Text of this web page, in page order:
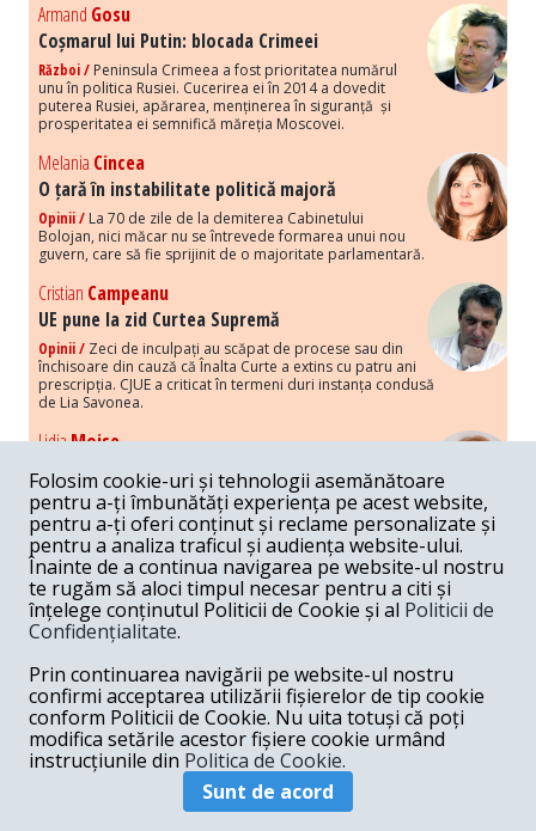
Armand Gosu
Coșmarul lui Putin: blocada Crimeei
Război / Peninsula Crimeea a fost prioritatea numărul
unu în politica Rusiei. Cucerirea ei în 2014 a dovedit
puterea Rusiei, apărarea, menținerea în siguranță și
prosperitatea ei semnifică măreția Moscovei.
Melania Cincea
O țară în instabilitate politică majoră
Opinii / La 70 de zile de la demiterea Cabinetului
Bolojan, nici măcar nu se întrevede formarea unui nou
guvern, care să fie sprijinit de o majoritate parlamentară.
Cristian Campeanu
UE pune la zid Curtea Supremă
Opinii / Zeci de inculpați au scăpat de procese sau din
închisoare din cauză că Înalta Curte a extins cu patru ani
prescripția. CJUE a criticat în termeni duri instanța condusă
de Lia Savonea.
LidiaMoise
Costurile economice ale haosului politic
Opinii / Economia nu poate rezista cu retorica falsă a
susținerii intereselor poporului, care, de fapt, ascunde
obsesia menținerii privilegiilor și a averilor unor caste.
Melania Cincea
Noi puseuri de xenofobie din partea românilor
„neaoși”
Periodic, în spațiul public sunt voci care lansează
mesaje xenofobe la adresa câte unui politician care deranjează un
anumit grup politico-mediatic, într-un anumit moment.
ArmandGosu
Unirea cu Moldova: modele istorice
Unirea cu Moldova depinde de intensitatea
amenințării haosului și anarhiei de dincolo de Nistru.
Folosim cookie-uri și tehnologii asemănătoare
pentru a-ți îmbunătăți experiența pe acest website,
pentru a-ți oferi conținut și reclame personalizate și
pentru a analiza traficul și audiența website-ului.
Înainte de a continua navigarea pe website-ul nostru
te rugăm să aloci timpul necesar pentru a citi și
înțelege conținutul Politicii de Cookie și al Politicii de
Confidențialitate.
Prin continuarea navigării pe website-ul nostru
confirmi acceptarea utilizării fișierelor de tip cookie
conform Politicii de Cookie. Nu uita totuși că poți
modifica setările acestor fișiere cookie urmând
instrucțiunile din Politica de Cookie.
Sunt de acord